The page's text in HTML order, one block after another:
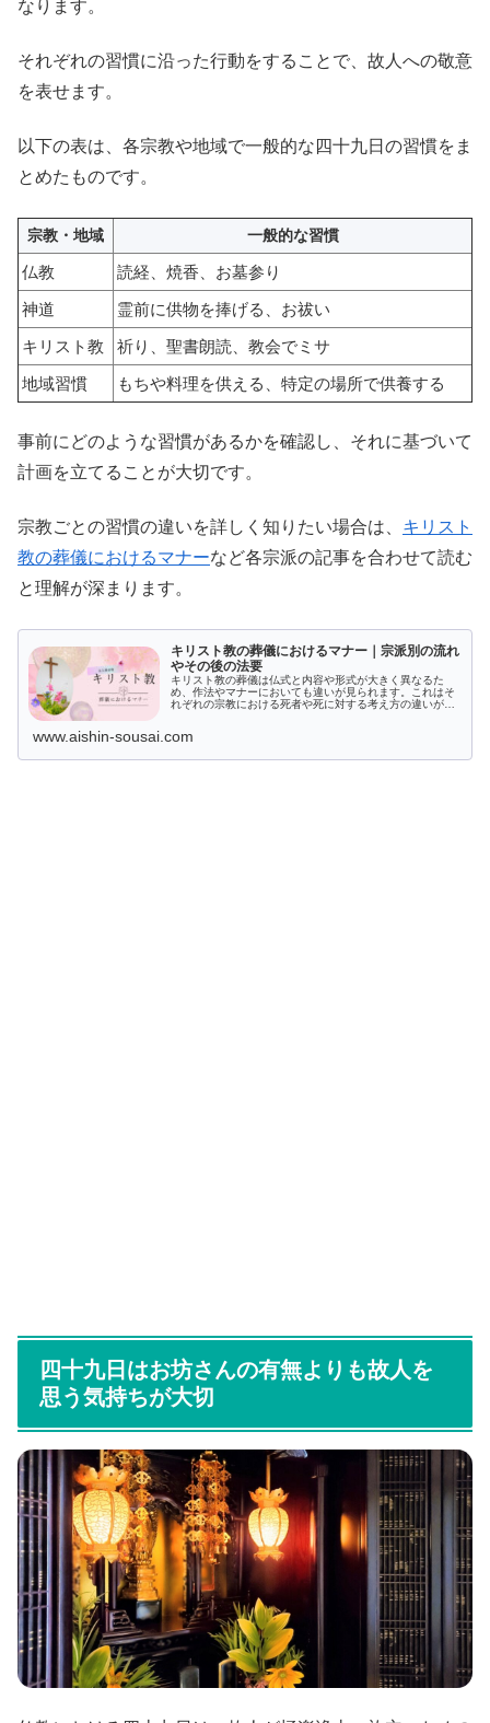
なります。
それぞれの習慣に沿った行動をすることで、故人への敬意
を表せます。
以下の表は、各宗教や地域で一般的な四十九日の習慣をま
とめたものです。
宗教・地域 一般的な習慣
仏教
読経、焼香、お墓参り
神道
霊前に供物を捧げる、お祓い
キリスト教
祈り、聖書朗読、教会でミサ
地域習慣
もちや料理を供える、特定の場所で供養する
事前にどのような習慣があるかを確認し、それに基づいて
計画を立てることが大切です。
宗教ごとの習慣の違いを詳しく知りたい場合は、 キリスト
教の葬儀におけるマナーなど各宗派の記事を合わせて読む
と理解が深まります。
キリスト教の葬儀におけるマナー｜宗派別の流れ
やその後の法要
キリスト教の葬儀は仏式と内容や形式が大きく異なるた
め、作法やマナーにおいても違いが見られます。これはそ
れぞれの宗教における死者や死に対する考え方の違いが起
www.aishin-sousai.com
四十九日はお坊さんの有無よりも故人を
思う気持ちが大切